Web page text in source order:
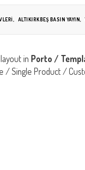
ALTIKIRKBEŞ BASIN YAYIN
in Porto /
/ Single Product /